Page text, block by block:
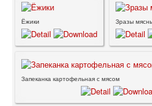
Ёжики Зразы
Запеканка картофельная с мясом